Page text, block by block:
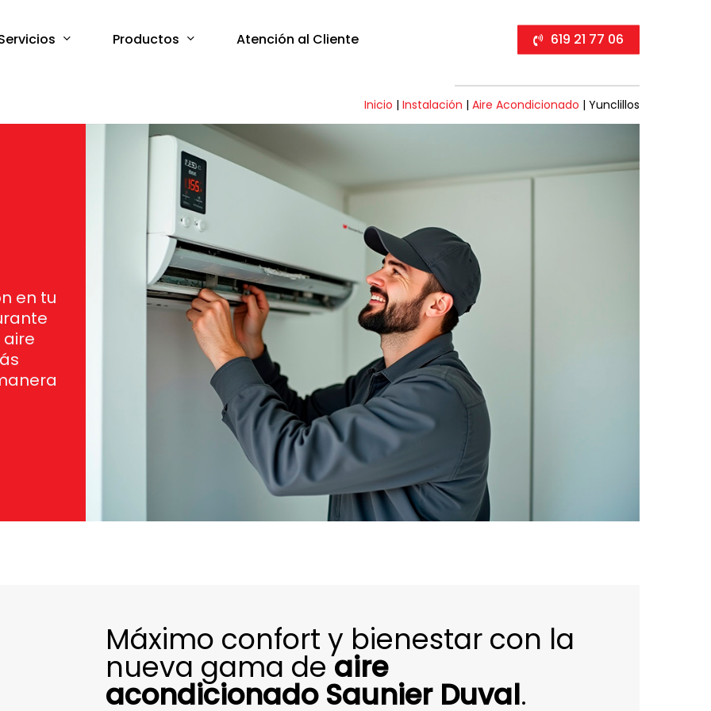
Productos Atención al Cliente 619 21 77 06
Inicio | Instalación | Aire Acondicionado | Yunclillos
en tu
Máximo confort y bienestar con la
nueva gama deaire
acondicionado Saunier Duval.